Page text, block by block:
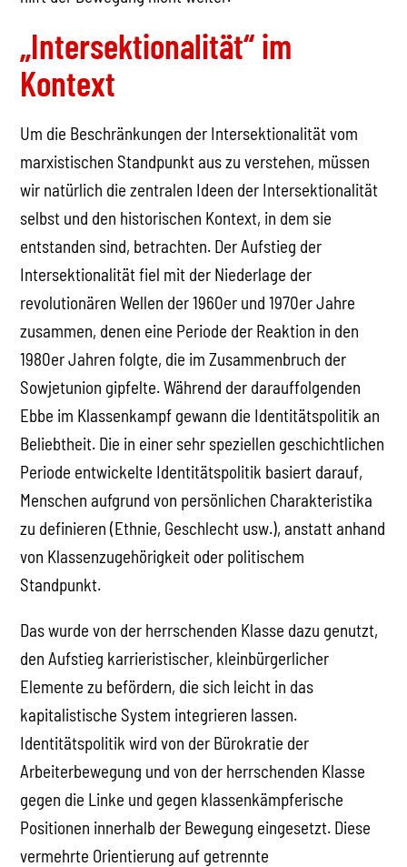
„Intersektionalität“ im
Kontext
Um die Beschränkungen der Intersektionalität vom
marxistischen Standpunkt aus zu verstehen, müssen
wir natürlich die zentralen Ideen der Intersektionalität
selbst und den historischen Kontext, in dem sie
entstanden sind, betrachten. Der Aufstieg der
Intersektionalität fiel mit der Niederlage der
revolutionären Wellen der 1960er und 1970er Jahre
zusammen, denen eine Periode der Reaktion in den
1980er Jahren folgte, die im Zusammenbruch der
Sowjetunion gipfelte. Während der darauffolgenden
Ebbe im Klassenkampf gewann die Identitätspolitik an
Beliebtheit. Die in einer sehr speziellen geschichtlichen
Periode entwickelte Identitätspolitik basiert darauf,
Menschen aufgrund von persönlichen Charakteristika
zu definieren (Ethnie, Geschlecht usw.), anstatt anhand
von Klassenzugehörigkeit oder politischem
Standpunkt.
Das wurde von der herrschenden Klasse dazu genutzt,
den Aufstieg karrieristischer, kleinbürgerlicher
Elemente zu befördern, die sich leicht in das
kapitalistische System integrieren lassen.
Identitätspolitik wird von der Bürokratie der
Arbeiterbewegung und von der herrschenden Klasse
gegen die Linke und gegen klassenkämpferische
Positionen innerhalb der Bewegung eingesetzt. Diese
vermehrte Orientierung auf getrennte